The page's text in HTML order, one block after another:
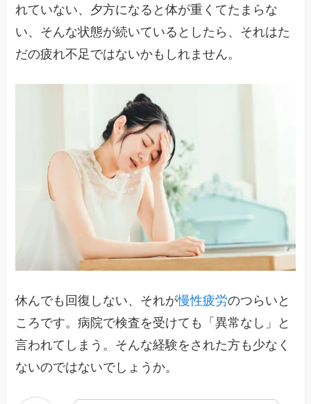
れていない、夕方になると体が重くてたまらな
い、そんな状態が続いているとしたら、それはた
だの疲れ不足ではないかもしれません。
休んでも回復しない、それが慢性疲労のつらいと
ころです。病院で検査を受けても「異常なし」と
言われてしまう。そんな経験をされた方も少なく
ないのではないでしょうか。